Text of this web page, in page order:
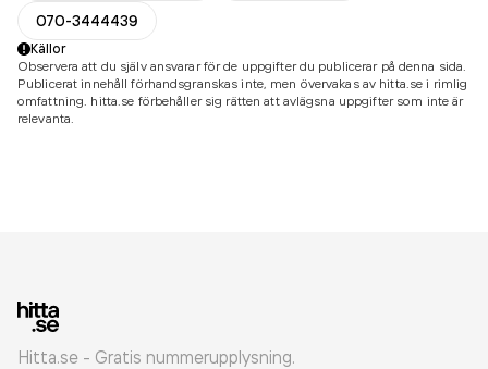
070-3444439
Källor
Observera att du själv ansvarar för de uppgifter du publicerar på denna sida.
Publicerat innehåll förhandsgranskas inte, men övervakas av hitta.se i rimlig
omfattning. hitta.se förbehåller sig rätten att avlägsna uppgifter som inte är
relevanta.
Hitta.se - Gratis nummerupplysning.